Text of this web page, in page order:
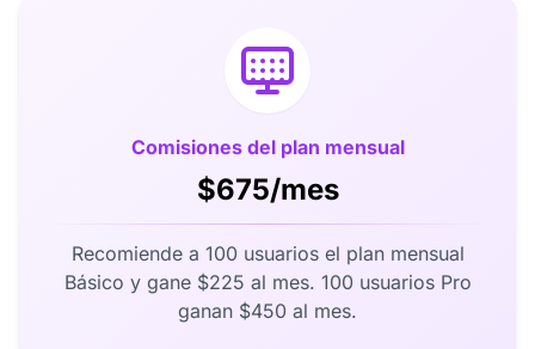
Comisiones del plan mensual
$675/mes
Recomiende a 100 usuarios el plan mensual
Básico y gane $225 al mes. 100 usuarios Pro
ganan $450 al mes.